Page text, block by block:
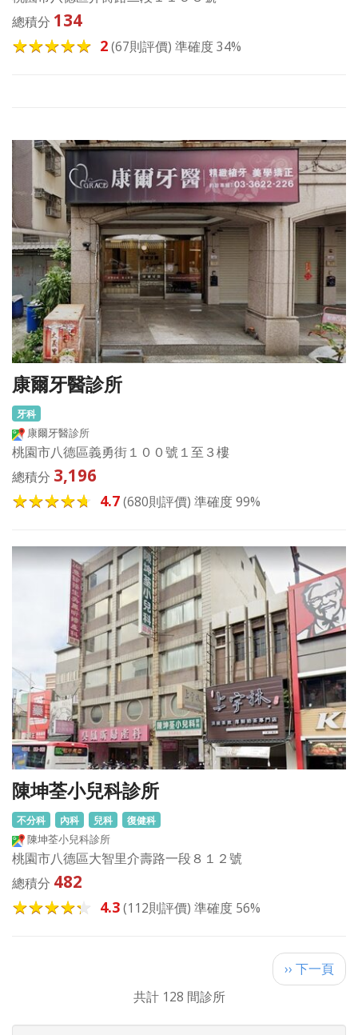
總積分 134
2(67則評價) 準確度 34%
康爾牙醫診所
牙科
康爾牙醫診所
桃園市八德區義勇街１００號１至３樓
總積分 3,196
4.7(680則評價) 準確度 99%
陳坤荃小兒科診所
不分科 內科 兒科 復健科
陳坤荃小兒科診所
桃園市八德區大智里介壽路一段８１２號
總積分 482
4.3(112則評價) 準確度 56%
下
一
›› 下一頁
共計 128 間診所